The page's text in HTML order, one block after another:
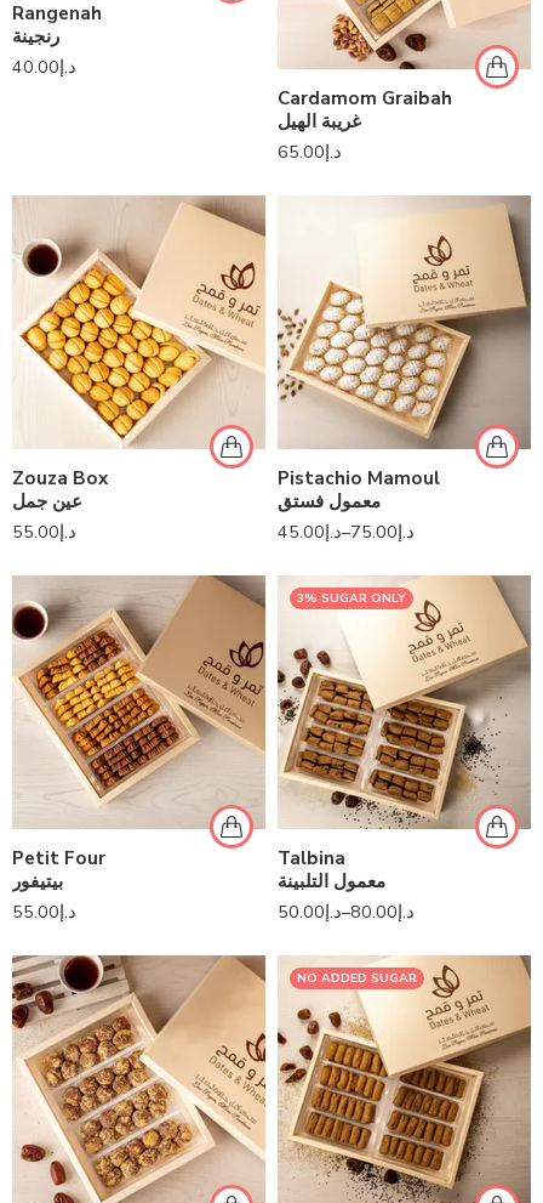
Rangenah
رنجينة
د.إ40.00
Cardamom Graibah
غريبة الهيل
د.إ65.00
Zouza Box
عين جمل
د.إ55.00
Pistachio Mamoul
معمول فستق
د.إ45.00 – د.إ75.00
Petit Four
بيتيفور
د.إ55.00
3% SUGAR ONLY
Talbina
معمول التلبينة
د.إ50.00 – د.إ80.00
NO ADDED SUGAR